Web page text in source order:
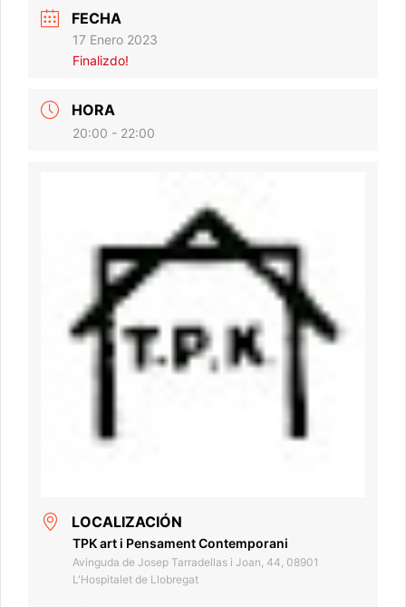
FECHA
17 Enero 2023
Finalizdo!
HORA
20:00 - 22:00
LOCALIZACIÓN
TPK art i Pensament Contemporani
Avinguda de Josep Tarradellas i Joan, 44, 08901
L'Hospitalet de Llobregat